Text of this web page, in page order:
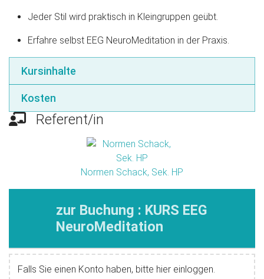
Jeder Stil wird praktisch in Kleingruppen geübt.
Erfahre selbst EEG NeuroMeditation in der Praxis.
Kursinhalte
Kosten
Referent/in
Normen Schack, Sek. HP
zur Buchung : KURS EEG
NeuroMeditation
Falls Sie einen Konto haben, bitte hier einloggen.